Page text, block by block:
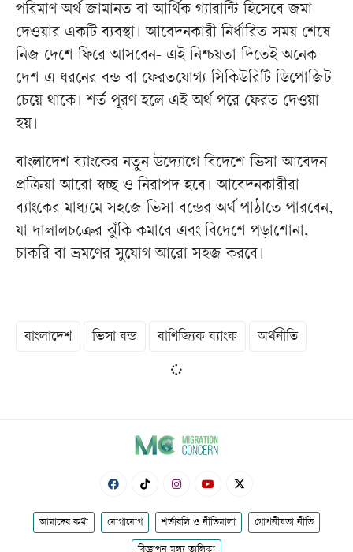
পরিমাণ অর্থ জামানত বা আর্থিক গ্যারান্টি হিসেবে জমা
দেওয়ার একটি ব্যবস্থা। আবেদনকারী নির্ধারিত সময় শেষে
নিজ দেশে ফিরে আসবেন- এই নিশ্চয়তা দিতেই অনেক
দেশ এ ধরনের বন্ড বা ফেরতযোগ্য সিকিউরিটি ডিপোজিট
চেয়ে থাকে। শর্ত পূরণ হলে এই অর্থ পরে ফেরত দেওয়া
হয়।
বাংলাদেশ ব্যাংকের নতুন উদ্যোগে বিদেশে ভিসা আবেদন
প্রক্রিয়া আরো স্বচ্ছ ও নিরাপদ হবে। আবেদনকারীরা
ব্যাংকের মাধ্যমে সহজে ভিসা বন্ডের অর্থ পাঠাতে পারবেন,
যা দালালচক্রের ঝুঁকি কমাবে এবং বিদেশে পড়াশোনা,
চাকরি বা ভ্রমণের সুযোগ আরো সহজ করবে।
বাংলাদেশ ভিসা বন্ড বাণিজ্যিক ব্যাংক অর্থনীতি
আমাদের কথা যোগাযোগ শর্তাবলি ও নীতিমালা গোপনীয়তা নীতি